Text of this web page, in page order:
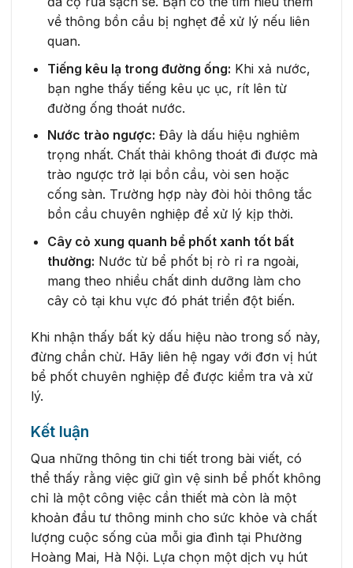
về thông bồn cầu bị nghẹt để xử lý nếu liên
quan.
Tiếng kêu lạ trong đường ống: Khi xả nước,
bạn nghe thấy tiếng kêu ục ục, rít lên từ
đường ống thoát nước.
Nước trào ngược: Đây là dấu hiệu nghiêm
trọng nhất. Chất thải không thoát đi được mà
trào ngược trở lại bồn cầu, vòi sen hoặc
cống sàn. Trường hợp này đòi hỏi thông tắc
bồn cầu chuyên nghiệp để xử lý kịp thời.
Cây cỏ xung quanh bể phốt xanh tốt bất
thường: Nước từ bể phốt bị rò rỉ ra ngoài,
mang theo nhiều chất dinh dưỡng làm cho
cây cỏ tại khu vực đó phát triển đột biến.
Khi nhận thấy bất kỳ dấu hiệu nào trong số này,
đừng chần chừ. Hãy liên hệ ngay với đơn vị hút
bể phốt chuyên nghiệp để được kiểm tra và xử
lý.
Kết luận
Qua những thông tin chi tiết trong bài viết, có
thể thấy rằng việc giữ gìn vệ sinh bể phốt không
chỉ là một công việc cần thiết mà còn là một
khoản đầu tư thông minh cho sức khỏe và chất
lượng cuộc sống của mỗi gia đình tại Phường
Hoàng Mai, Hà Nội. Lựa chọn một dịch vụ hút